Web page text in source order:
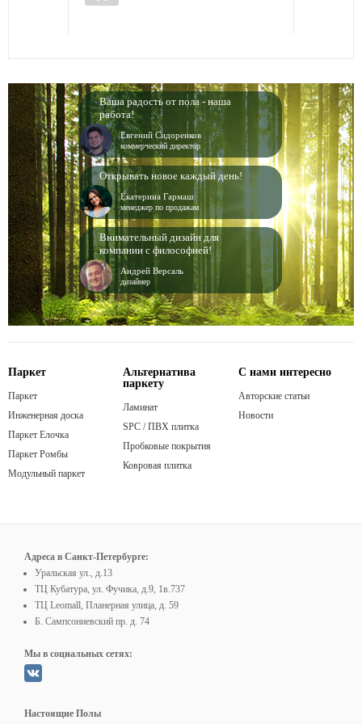
Ваша радость от пола - наша
работа!
Евгений Сидоренков
коммерческий директор
Открывать новое каждый день!
Екатерина Гармаш
менеджер по продажам
Внимательный дизайн для
компании с философией!
Андрей Версаль
дизайнер
Паркет
Паркет
Инженерная доска
Паркет Елочка
Паркет Ромбы
Модульный паркет
Альтернатива
паркету
Ламинат
SPC / ПВХ плитка
Пробковые покрытия
Ковровая плитка
С нами интересно
Авторские статьи
Новости
Адреса в Санкт-Петербурге:
Уральская ул., д.13
ТЦ Кубатура, ул. Фучика, д.9, 1в.737
ТЦ Leomall, Планерная улица, д. 59
Б. Сампсониевский пр. д. 74
Мы в социальных сетях:
Настоящие Полы